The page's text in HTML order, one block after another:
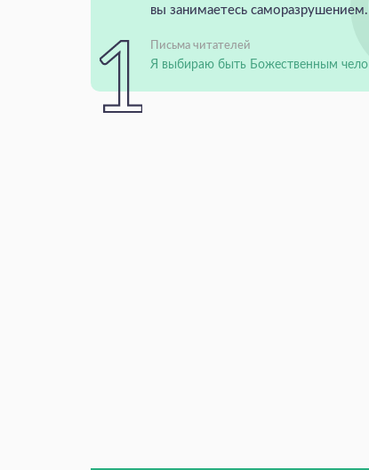
вы занимаетесь саморазрушением.
Письма читателей
Я выбираю быть Божественным